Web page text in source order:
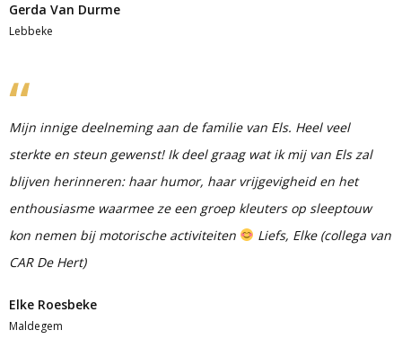
Gerda Van Durme
Lebbeke
Mijn innige deelneming aan de familie van Els. Heel veel
sterkte en steun gewenst! Ik deel graag wat ik mij van Els zal
blijven herinneren: haar humor, haar vrijgevigheid en het
enthousiasme waarmee ze een groep kleuters op sleeptouw
kon nemen bij motorische activiteiten
Liefs, Elke (collega van
CAR De Hert)
Elke Roesbeke
Maldegem